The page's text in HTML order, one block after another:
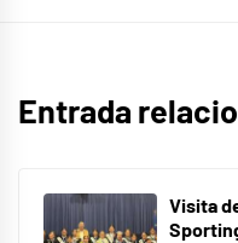
Entrada
Visita